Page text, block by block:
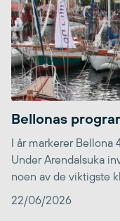
Bellonas
I år markerer Bellona
Under Arendalsuka
noen av de viktigste
22/06/2026